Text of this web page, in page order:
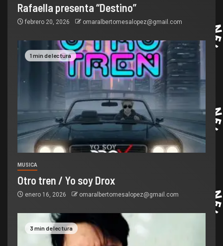
Rafaella presenta “Destino”
febrero 20, 2026 omaralbertomesalopez@gmail.com
1 min de lectura
MUSICA
Otro tren / Yo soy Drox
enero 16, 2026 omaralbertomesalopez@gmail.com
3 min de lectura